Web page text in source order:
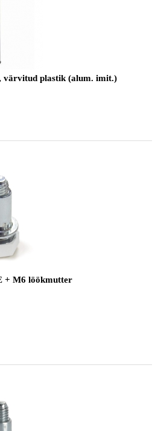
värvitud plastik (alum. imit.)
+ M6 löökmutter